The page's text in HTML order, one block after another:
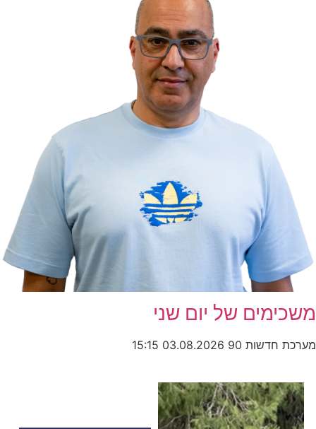
משכימים של יום שני
מערכת חדשות 90 03.08.2026
15:15